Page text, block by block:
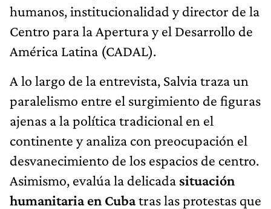
humanos, institucionalidad y director de la
Centro para la Apertura y el Desarrollo de
América Latina (CADAL).
A lo largo de la entrevista, Salvia traza un
paralelismo entre el surgimiento de figuras
ajenas a la política tradicional en el
continente y analiza con preocupación el
desvanecimiento de los espacios de centro.
Asimismo, evalúa la delicada situación
humanitaria en Cubatras las protestas que